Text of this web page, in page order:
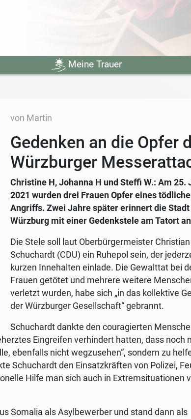
Meine Trauer
von Martin
Gedenken an die Opfer
Würzburger
Christine H, Johanna H und Steffi W.: Am 25.
2021 wurden drei Frauen Opfer eines
Angriffs. Zwei Jahre später erinnert die Stadt
Würzburg mit einer Gedenkstele am Tatort
Die Stele soll laut Oberbürgermeister Christian
Schuchardt (CDU) ein Ruhepol sein, der
kurzen Innehalten einlade. Die Gewalttat bei
Frauen getötet und mehrere weitere
verletzt wurden, habe sich „in das kollektive
der Würzburger Gesellschaft“ gebrannt.
Schuchardt dankte den couragierten
Eingreifen verhindert hatten, dass noch
ebenfalls nicht wegzusehen“, sondern zu
Schuchardt den Einsatzkräften von Polizei,
Hilfe man sich auch in Extremsituationen
Somalia als Asylbewerber und stand dann als